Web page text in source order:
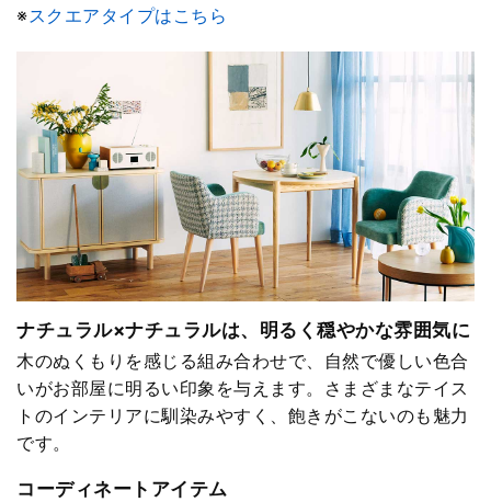
※スクエアタイプはこちら
ナチュラル×ナチュラルは、明るく穏やかな雰囲気に
木のぬくもりを感じる組み合わせで、自然で優しい色合
いがお部屋に明るい印象を与えます。さまざまなテイス
トのインテリアに馴染みやすく、飽きがこないのも魅力
です。
コーディネートアイテム